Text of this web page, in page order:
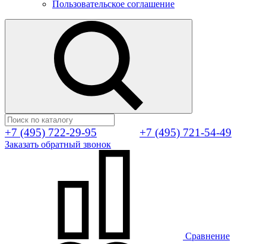
Пользовательское соглашение
+7 (495) 722-29-95 +7 (495) 721-54-49
Заказать обратный звонок
Сравнение